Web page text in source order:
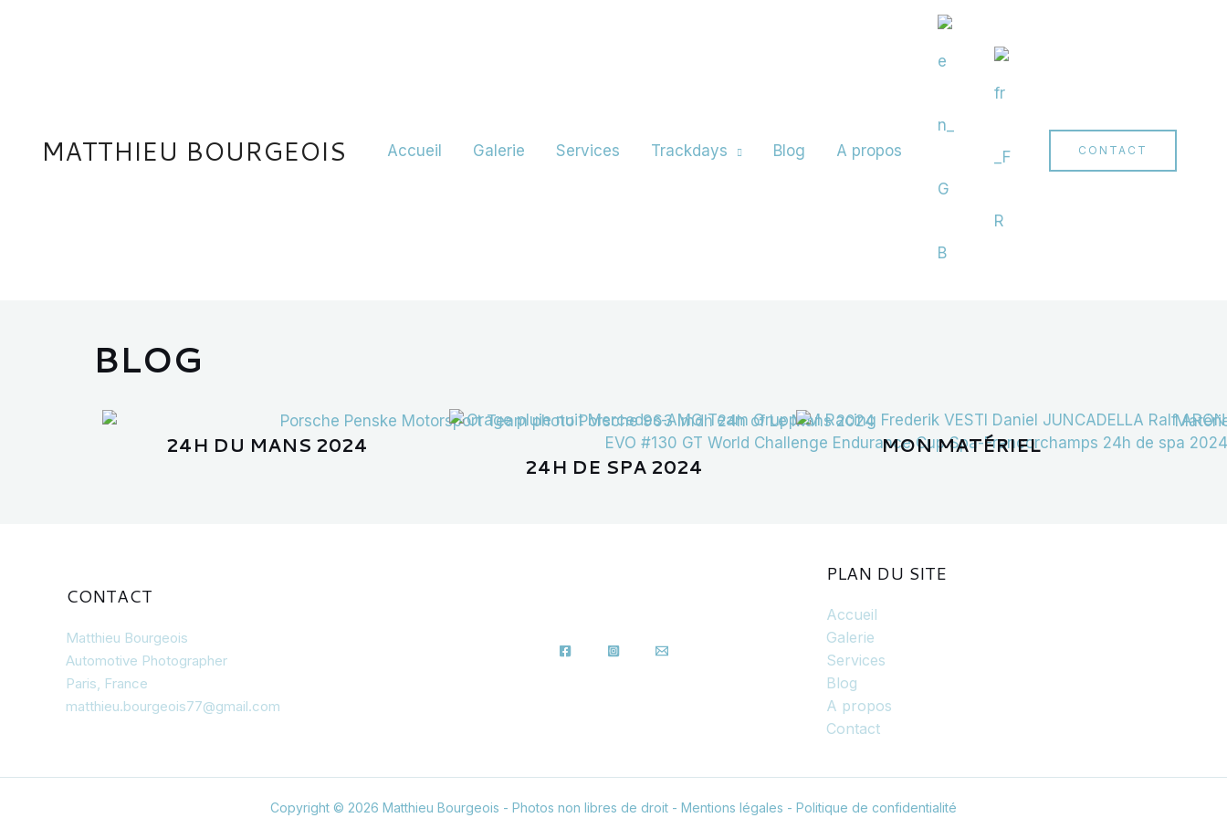
MATTHIEU BOURGEOIS Accueil Galerie Services Trackdays Blog A propos CONTACT
BLOG
24H DU MANS 2024
24H DE SPA 2024
MON MATÉRIEL
CONTACT
Matthieu Bourgeois
Automotive Photographer
Paris, France
matthieu.bourgeois77@gmail.com
PLAN DU SITE
Accueil
Galerie
Services
Blog
A propos
Contact
Copyright © 2026 Matthieu Bourgeois - Photos non libres de droit - Mentions légales - Politique de confidentialité